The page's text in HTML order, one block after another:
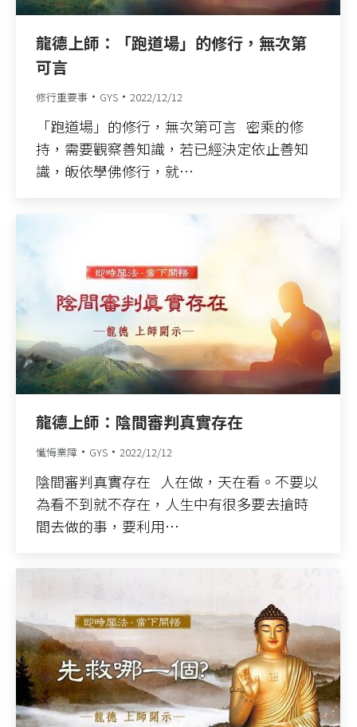
龍德上師：「跑道場」的修行，無次第
可言
修行重要事 GYS 2022/12/12
「跑道場」的修行，無次第可言 密乘的修
持，需要觀察善知識，若已經決定依止善知
識，皈依學佛修行，就…
龍德上師：陰間審判真實存在
懺悔業障 GYS 2022/12/12
陰間審判真實存在 人在做，天在看。不要以
為看不到就不存在，人生中有很多要去搶時
間去做的事，要利用…